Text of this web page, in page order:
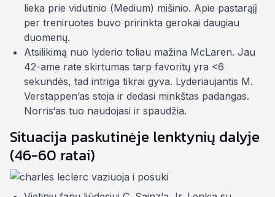
lieka prie vidutinio (Medium) mišinio. Apie pastarąjį
per treniruotes buvo pririnkta gerokai daugiau
duomenų.
Atsilikimą nuo lyderio toliau mažina McLaren. Jau
42-ame rate skirtumas tarp favoritų yra <6
sekundės, tad intriga tikrai gyva. Lyderiaujantis M.
Verstappen’as stoja ir dedasi minkštas padangas.
Norris‘as tuo naudojasi ir spaudžia.
Situacija paskutinėje lenktynių dalyje
(46-60 ratai)